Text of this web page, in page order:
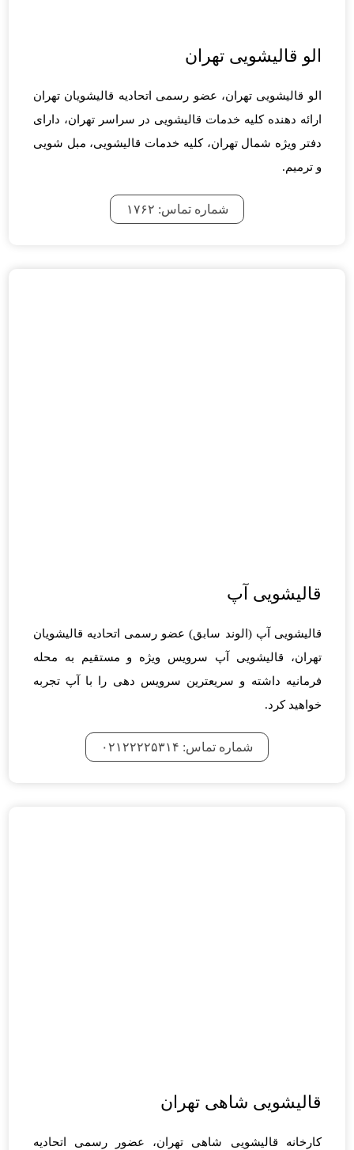
الو قالیشویی تهران
الو قالیشویی تهران، عضو رسمی اتحادیه قالیشویان تهران
ارائه دهنده کلیه خدمات قالیشویی در سراسر تهران، دارای
دفتر ویژه شمال تهران، کلیه خدمات قالیشویی، مبل شویی
و ترمیم.
شماره تماس: ۱۷۶۲
قالیشویی آپ
قالیشویی آپ (الوند سابق) عضو رسمی اتحادیه قالیشویان
تهران، قالیشویی آپ سرویس ویژه و مستقیم به محله
فرمانیه داشته و سریعترین سرویس دهی را با آپ تجربه
خواهید کرد.
شماره تماس: ۰۲۱۲۲۲۲۵۳۱۴
قالیشویی شاهی تهران
کارخانه قالیشویی شاهی تهران، عضور رسمی اتحادیه